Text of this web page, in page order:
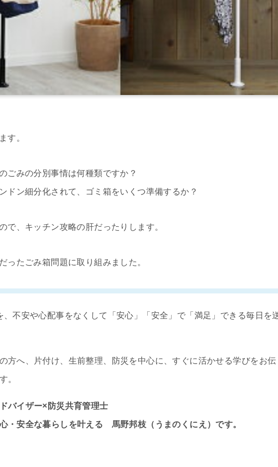
す。
ごみの分別事情は何種類ですか？
ドン細分化されて、ゴミ箱をいくつ準備するか？
で、キッチン攻略の肝だったりします。
ったごみ箱問題に取り組みました。
、不安や心配事をなくして「安心」「安全」で「満足」できる毎日を
方へ、片付け、生前整理、防災を中心に、すぐに活かせる学びをお伝
。
バイザー×防災共育管理士
・安全な暮らしを叶える 馬野邦枝（うまのくにえ）です。